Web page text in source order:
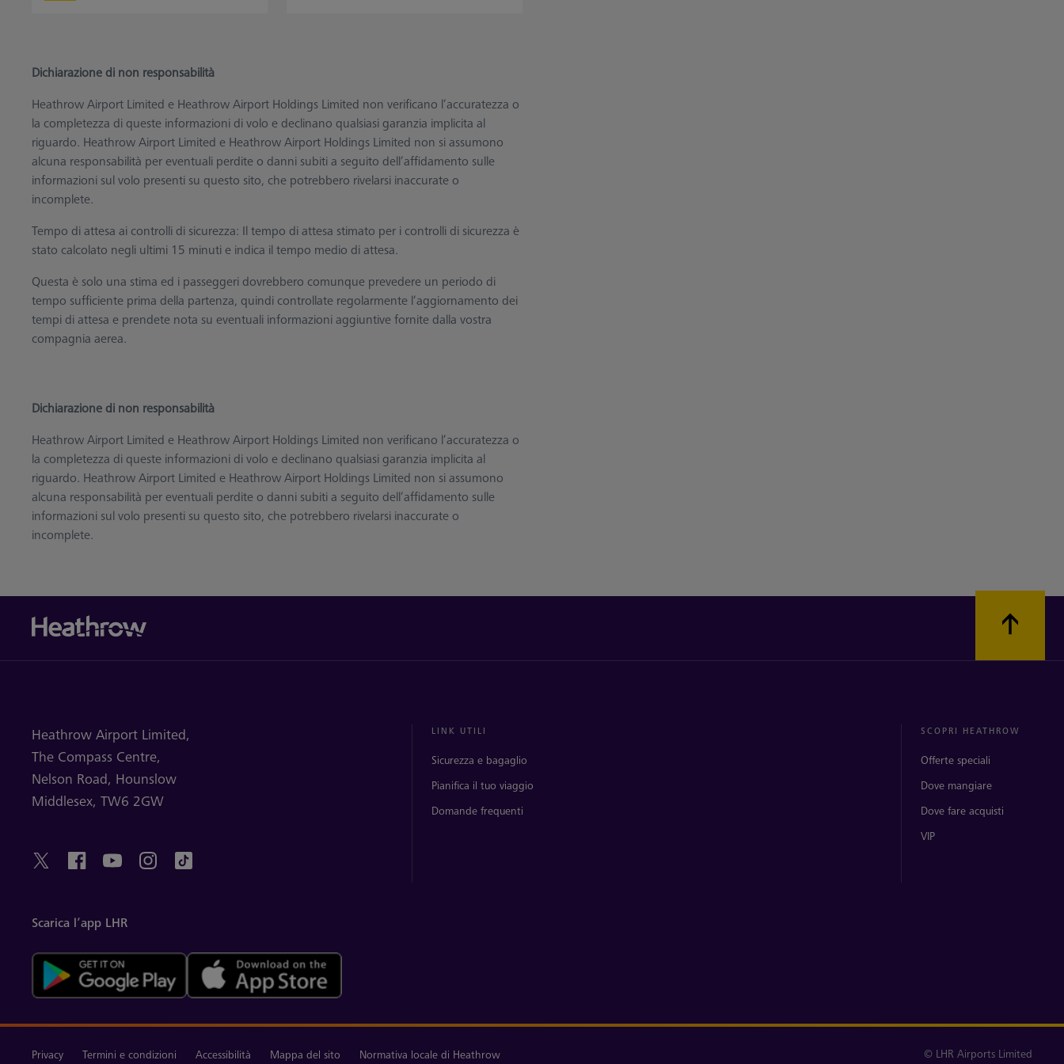
Dichiarazione di non responsabilità
Heathrow Airport Limited e Heathrow Airport Holdings Limited non verificano l’accuratezza o
la completezza di queste informazioni di volo e declinano qualsiasi garanzia implicita al
riguardo. Heathrow Airport Limited e Heathrow Airport Holdings Limited non si assumono
alcuna responsabilità per eventuali perdite o danni subiti a seguito dell’affidamento sulle
informazioni sul volo presenti su questo sito, che potrebbero rivelarsi inaccurate o
incomplete.
Tempo di attesa ai controlli di sicurezza: Il tempo di attesa stimato per i controlli di sicurezza è
stato calcolato negli ultimi 15 minuti e indica il tempo medio di attesa.
Questa è solo una stima ed i passeggeri dovrebbero comunque prevedere un periodo di
tempo sufficiente prima della partenza, quindi controllate regolarmente l’aggiornamento dei
tempi di attesa e prendete nota su eventuali informazioni aggiuntive fornite dalla vostra
compagnia aerea.
Dichiarazione di non responsabilità
Heathrow Airport Limited e Heathrow Airport Holdings Limited non verificano l’accuratezza o
la completezza di queste informazioni di volo e declinano qualsiasi garanzia implicita al
riguardo. Heathrow Airport Limited e Heathrow Airport Holdings Limited non si assumono
alcuna responsabilità per eventuali perdite o danni subiti a seguito dell’affidamento sulle
informazioni sul volo presenti su questo sito, che potrebbero rivelarsi inaccurate o
incomplete.
Heathrow Airport Limited,
The Compass Centre,
Nelson Road, Hounslow
Middlesex, TW6 2GW
LINK UTILI
Sicurezza e bagaglio
Pianifica il tuo viaggio
Domande frequenti
SCOPRI HEATHROW
Offerte speciali
Dove mangiare
Dove fare acquisti
VIP
Scarica l’app LHR
Privacy Termini e condizioni Accessibilità Mappa del sito Normativa locale di Heathrow © LHR Airports Limited